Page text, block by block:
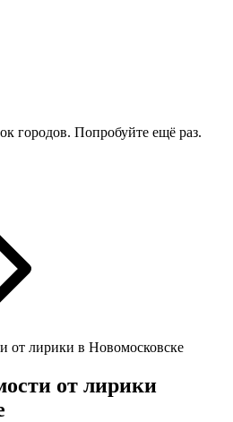
городов. Попробуйте ещё раз.
от лирики в Новомосковске
от лирики